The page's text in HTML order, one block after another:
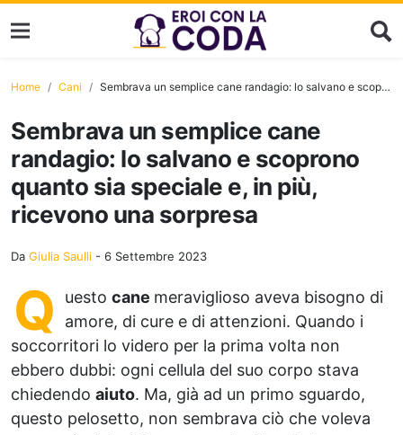
Home Cani Sembrava un semplice cane randagio: lo salvano e scoprono quanto sia speciale e, in più, ricevono una sorpresa
Sembrava un semplice cane
randagio: lo salvano e scoprono
quanto sia speciale e, in più,
ricevono una sorpresa
Da Giulia Saulli - 6 Settembre 2023
Q uesto cane meraviglioso aveva bisogno di
amore, di cure e di attenzioni. Quando i
soccorritori lo videro per la prima volta non
ebbero dubbi: ogni cellula del suo corpo stava
chiedendo aiuto. Ma, già ad un primo sguardo,
questo pelosetto, non sembrava ciò che voleva